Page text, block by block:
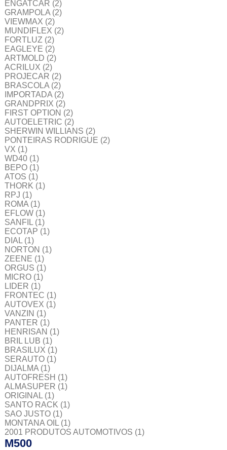
ENGATCAR (2)
GRAMPOLA (2)
VIEWMAX (2)
MUNDIFLEX (2)
FORTLUZ (2)
EAGLEYE (2)
ARTMOLD (2)
ACRILUX (2)
PROJECAR (2)
BRASCOLA (2)
IMPORTADA (2)
GRANDPRIX (2)
FIRST OPTION (2)
AUTOELETRIC (2)
SHERWIN WILLIANS (2)
PONTEIRAS RODRIGUE (2)
VX (1)
WD40 (1)
BEPO (1)
ATOS (1)
THORK (1)
RPJ (1)
ROMA (1)
EFLOW (1)
SANFIL (1)
ECOTAP (1)
DIAL (1)
NORTON (1)
ZEENE (1)
ORGUS (1)
MICRO (1)
LIDER (1)
FRONTEC (1)
AUTOVEX (1)
VANZIN (1)
PANTER (1)
HENRISAN (1)
BRIL LUB (1)
BRASILUX (1)
SERAUTO (1)
DIJALMA (1)
AUTOFRESH (1)
ALMASUPER (1)
ORIGINAL (1)
SANTO RACK (1)
SAO JUSTO (1)
MONTANA OIL (1)
2001 PRODUTOS AUTOMOTIVOS (1)
M500